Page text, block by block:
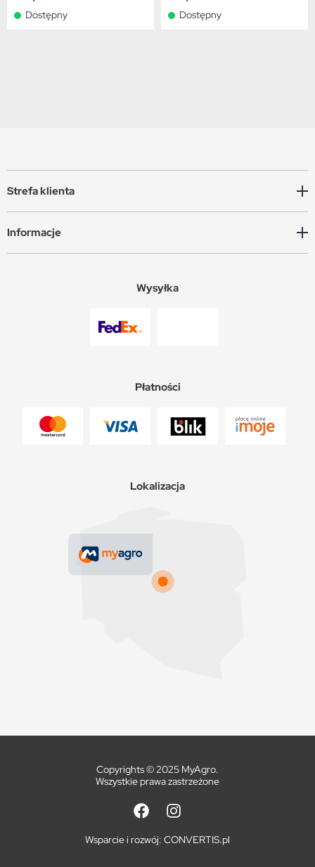
Dostępny
Dostępny
Strefa klienta
Informacje
Wysyłka
Płatności
Lokalizacja
Copyrights © 2025 MyAgro.
Wszystkie prawa zastrzeżone
Wsparcie i rozwój: CONVERTIS.pl